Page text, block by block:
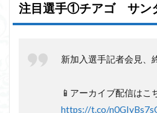
注目選手①チアゴ サン
新加入選手記者会見、
📱アーカイブ配信はこ
https://t.co/